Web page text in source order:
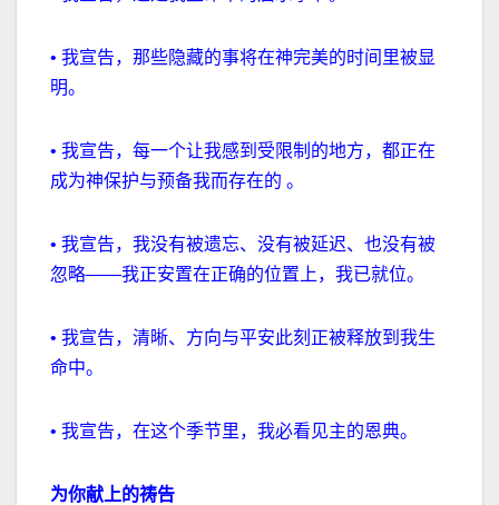
• 我宣告，那些隐藏的事将在神完美的时间里被显
明。
• 我宣告，每一个让我感到受限制的地方，都正在
成为神保护与预备我而存在的 。
• 我宣告，我没有被遗忘、没有被延迟、也没有被
忽略——我正安置在正确的位置上，我已就位。
• 我宣告，清晰、方向与平安此刻正被释放到我生
命中。
• 我宣告，在这个季节里，我必看见主的恩典。
为你献上的祷告